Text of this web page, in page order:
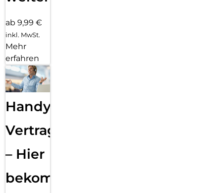
ab 9,99 €
inkl. MwSt.
Mehr
erfahren
Handy
Vertragsabwicklung
– Hier
bekommst